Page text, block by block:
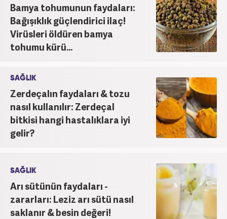
Bamya tohumunun faydaları:
Bağışıklık güçlendirici ilaç!
Virüsleri öldüren bamya
tohumu kürü...
SAĞLIK
Zerdeçalın faydaları & tozu
nasıl kullanılır: Zerdeçal
bitkisi hangi hastalıklara iyi
gelir?
SAĞLIK
Arı sütünün faydaları -
zararları: Leziz arı sütü nasıl
saklanır & besin değeri!